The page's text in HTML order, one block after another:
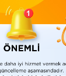
İade Bilgisi: